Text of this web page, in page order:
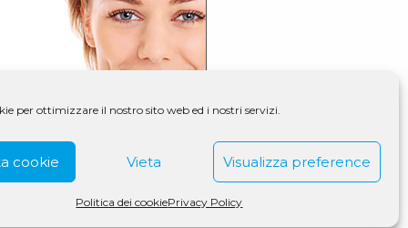
per ottimizzare il nostro sito web ed i nostri servizi.
cookie Vieta Visualizza preference
Politica dei cookiePrivacy Policy